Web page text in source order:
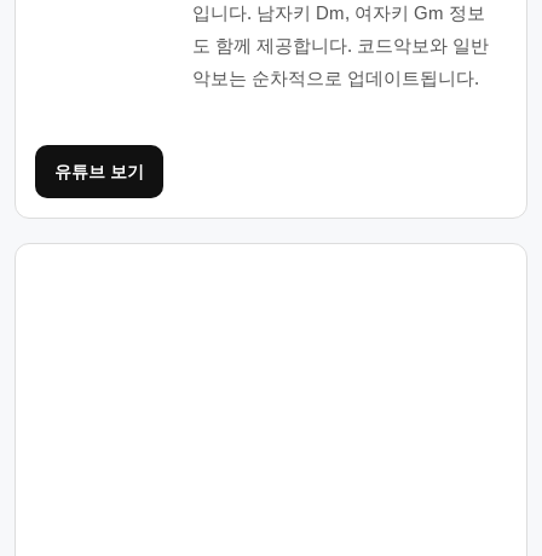
입니다. 남자키 Dm, 여자키 Gm 정보
도 함께 제공합니다. 코드악보와 일반
악보는 순차적으로 업데이트됩니다.
유튜브 보기